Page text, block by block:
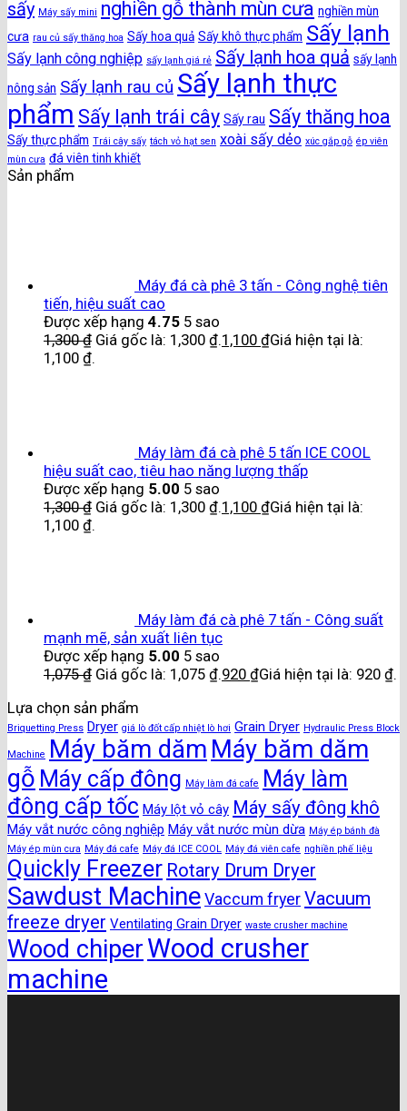
sấy Máy sấy mini nghiền gỗ thành mùn cưa nghiền mùn
cưa rau củ sấy thăng hoa Sấy hoa quả Sấy khô thực phẩm Sấy lạnh
Sấy lạnh công nghiệp sấy lạnh giá rẻ Sấy lạnh hoa quả sấy lạnh
nông sản Sấy lạnh rau củ Sấy lạnh thực
phẩm Sấy lạnh trái cây Sấy rau Sấy thăng hoa
Sấy thực phẩm Trái cây sấy tách vỏ hạt sen xoài sấy dẻo xúc gắp gỗ ép viên
mùn cưa đá viên tinh khiết
Sản phẩm
Máy đá cà phê 3 tấn - Công nghệ tiên
tiến, hiệu suất cao
Được xếp hạng 4.75 5 sao
1,300₫ Giá gốc là: 1,300 ₫.1,100 ₫Giá hiện tại là:
1,100 ₫.
Máy làm đá cà phê 5 tấn ICE COOL
hiệu suất cao, tiêu hao năng lượng thấp
Được xếp hạng 5.00 5 sao
1,300₫ Giá gốc là: 1,300 ₫.1,100 ₫Giá hiện tại là:
1,100 ₫.
Máy làm đá cà phê 7 tấn - Công suất
mạnh mẽ, sản xuất liên tục
Được xếp hạng 5.00 5 sao
1,075₫ Giá gốc là: 1,075 ₫.920 ₫Giá hiện tại là: 920 ₫.
Lựa chọn sản phẩm
Briquetting Press Dryer giá lò đốt cấp nhiệt lò hơi Grain Dryer Hydraulic Press Block
Machine Máy băm dăm Máy băm dăm
gỗ Máy cấp đông Máy làm đá cafe
Máy làm
đông cấp tốc Máy lột vỏ cây Máy sấy đông khô
Máy vắt nước công nghiệp Máy vắt nước mùn dừa Máy ép bánh đà
Máy ép mùn cưa Máy đá cafe Máy đá ICE COOL Máy đá viên cafe nghiền phế liệu
Quickly Freezer Rotary Drum Dryer
Sawdust MachineVaccum fryerVacuum
freeze dryer Ventilating Grain Dryer waste crusher machine
Wood chiperWood crusher
machine